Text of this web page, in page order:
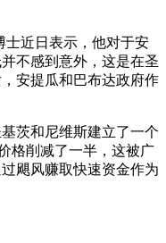
士近日表示，他对于安
不感到意外，这是在圣
安提瓜和巴布达政府作
茨和尼维斯建立了一个
格削减了一半，这被广
飓风赚取快速资金作为